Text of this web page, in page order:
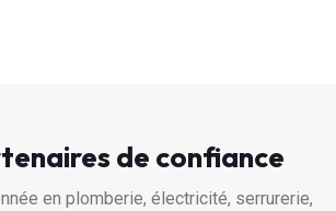
de confiance
en plomberie, électricité, serrurerie,